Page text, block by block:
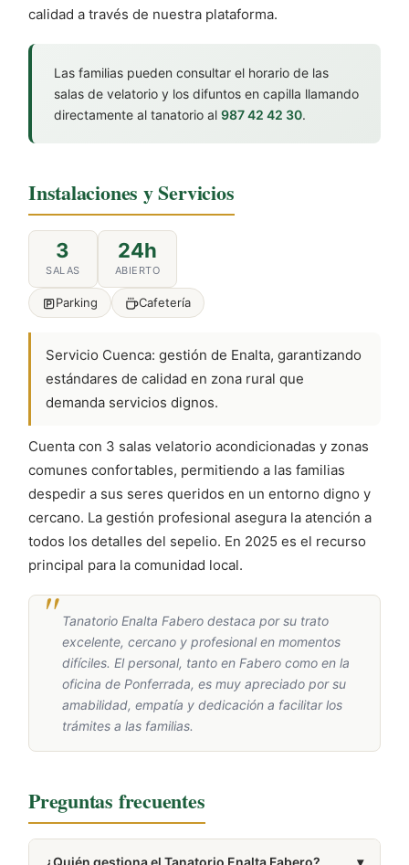
calidad a través de nuestra plataforma.
Las familias pueden consultar el horario de las
salas de velatorio y los difuntos en capilla llamando
directamente al tanatorio al 987 42 42 30.
Instalaciones y Servicios
3
SALAS
24h
ABIERTO
Parking Cafetería
Servicio Cuenca: gestión de Enalta, garantizando
estándares de calidad en zona rural que
demanda servicios dignos.
Cuenta con 3 salas velatorio acondicionadas y zonas
comunes confortables, permitiendo a las familias
despedir a sus seres queridos en un entorno digno y
cercano. La gestión profesional asegura la atención a
todos los detalles del sepelio. En 2025 es el recurso
principal para la comunidad local.
Tanatorio Enalta Fabero destaca por su trato
excelente, cercano y profesional en momentos
difíciles. El personal, tanto en Fabero como en la
oficina de Ponferrada, es muy apreciado por su
amabilidad, empatía y dedicación a facilitar los
trámites a las familias.
Preguntas frecuentes